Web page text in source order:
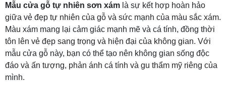
Mẫu cửa gỗ tự nhiên sơn xám là sự kết hợp hoàn hảo
giữa vẻ đẹp tự nhiên của gỗ và sức mạnh của màu sắc xám.
Màu xám mang lại cảm giác mạnh mẽ và cá tính, đồng thời
tôn lên vẻ đẹp sang trọng và hiện đại của không gian. Với
mẫu cửa gỗ này, bạn có thể tạo nên không gian sống độc
đáo và ấn tượng, phản ánh cá tính và gu thẩm mỹ riêng của
mình.